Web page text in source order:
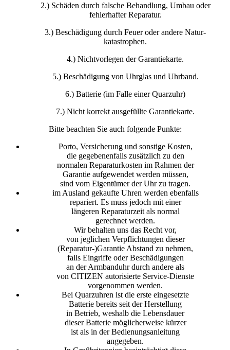
2.) Schäden durch falsche Behandlung, Umbau oder
fehlerhafter Reparatur.
3.) Beschädigung durch Feuer oder andere Natur-
katastrophen.
4.) Nichtvorlegen der Garantiekarte.
5.) Beschädigung von Uhrglas und Uhrband.
6.) Batterie (im Falle einer Quarzuhr)
7.) Nicht korrekt ausgefüllte Garantiekarte.
Bitte beachten Sie auch folgende Punkte:
Porto, Versicherung und sonstige Kosten,
die gegebenenfalls zusätzlich zu den
normalen Reparaturkosten im Rahmen der
Garantie aufgewendet werden müssen,
sind vom Eigentümer der Uhr zu tragen.
im Ausland gekaufte Uhren werden ebenfalls
repariert. Es muss jedoch mit einer
längeren Reparaturzeit als normal
gerechnet werden.
Wir behalten uns das Recht vor,
von jeglichen Verpflichtungen dieser
(Reparatur-)Garantie Abstand zu nehmen,
falls Eingriffe oder Beschädigungen
an der Armbanduhr durch andere als
von CITIZEN autorisierte Service-Dienste
vorgenommen werden.
Bei Quarzuhren ist die erste eingesetzte
Batterie bereits seit der Herstellung
in Betrieb, weshalb die Lebensdauer
dieser Batterie möglicherweise kürzer
ist als in der Bedienungsanleitung
angegeben.